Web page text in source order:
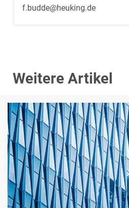
f.budde@heuking.de
Weitere Artikel